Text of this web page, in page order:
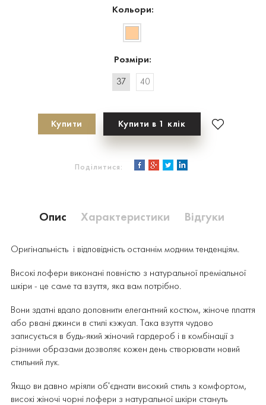
Кольори:
Розміри:
37 40
Купити Купити в 1 клік
Поділитися:
Опис Характеристики Відгуки
Оригінальність і відповідність останнім модним тенденціям.
Високі лофери виконані повністю з натуральної преміальної
шкіри - це саме та взуття, яка вам потрібно.
Вони здатні вдало доповнити елегантний костюм, жіноче плаття
або рвані джинси в стилі кэжуал. Така взуття чудово
записується в будь-який жіночий гардероб і в комбінації з
різними образами дозволяє кожен день створювати новий
стильний лук.
Якщо ви давно мріяли об'єднати високий стиль з комфортом,
високі жіночі чорні лофери з натуральної шкіри стануть